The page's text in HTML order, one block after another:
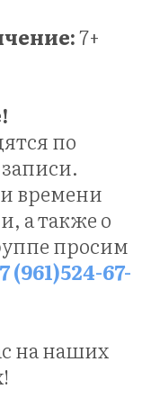
7+
по
времени
а также о
просим
(961)524-67-
на наших